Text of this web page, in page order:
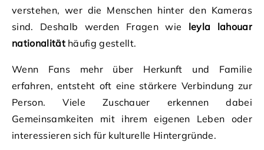
verstehen, wer die Menschen hinter den Kameras
sind. Deshalb werden Fragen wie leyla lahouar
nationalitäthäufig gestellt.
Wenn Fans mehr über Herkunft und Familie
erfahren, entsteht oft eine stärkere Verbindung zur
Person. Viele Zuschauer erkennen dabei
Gemeinsamkeiten mit ihrem eigenen Leben oder
interessieren sich für kulturelle Hintergründe.